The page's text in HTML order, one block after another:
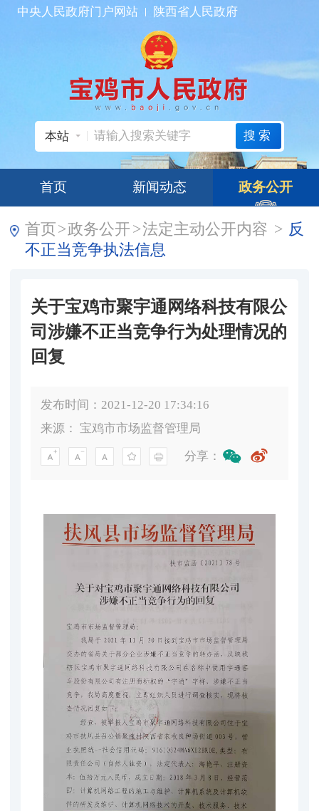
中央人民政府门户网站 陕西省人民政府
本站 搜索
首页 新闻动态 政务公开
首页>政务公开 >法定主动公开内容 > 反
不正当竞争执法信息
关于宝鸡市聚宇通网络科技有限公
司涉嫌不正当竞争行为处理情况的
回复
发布时间：2021-12-20 17:34:16
来源： 宝鸡市市场监督管理局
分享：